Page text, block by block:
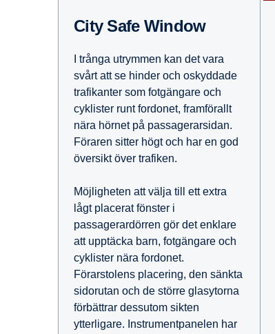
City Safe Window
I trånga utrymmen kan det vara
svårt att se hinder och oskyddade
trafikanter som fotgängare och
cyklister runt fordonet, framförallt
nära hörnet på passagerarsidan.
Föraren sitter högt och har en god
översikt över trafiken.
Möjligheten att välja till ett extra
lågt placerat fönster i
passagerardörren gör det enklare
att upptäcka barn, fotgängare och
cyklister nära fordonet.
Förarstolens placering, den sänkta
sidorutan och de större glasytorna
förbättrar dessutom sikten
ytterligare. Instrumentpanelen har